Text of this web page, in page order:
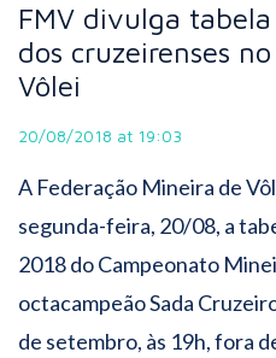
FMV divulga
dos cruzeirenses
Vôlei
20/08/2018 at 19:03
A Federação Mineira de
segunda-feira, 20/08, a
2018 do Campeonato
octacampeão Sada
de setembro, às 19h, fora